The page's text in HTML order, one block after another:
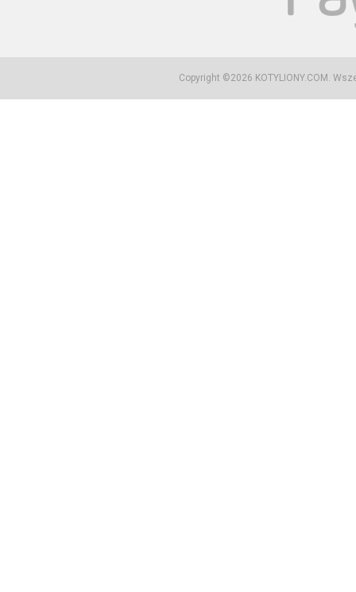
Copyright ©2026 KOTYLIONY.COM .